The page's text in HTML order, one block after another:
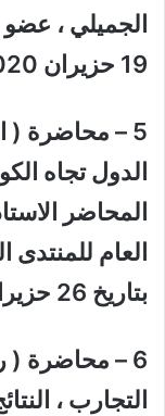
الجميلي ،
19 حزيران 2020 ) .
5 – محاضرة (
الدول تجاه
المحاضر
العام
بتاريخ 26 حزيران 2020 ) .
التجارب ،